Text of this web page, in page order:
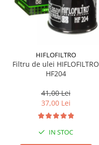
HIFLOFILTRO
Filtru de ulei HIFLOFILTRO
HF204
41,00 Lei
37,00 Lei
IN STOC